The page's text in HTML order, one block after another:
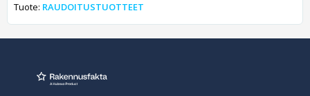
Tuote: RAUDOITUSTUOTTEET